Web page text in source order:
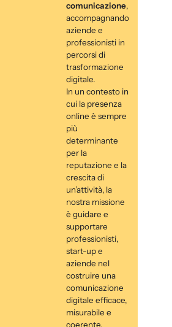
comunicazione,
accompagnando
aziende e
professionisti in
percorsi di
trasformazione
digitale.
In un contesto in
cui la presenza
online è sempre
più
determinante
per la
reputazione e la
crescita di
un’attività, la
nostra missione
è guidare e
supportare
professionisti,
start-up e
aziende nel
costruire una
comunicazione
digitale efficace,
misurabile e
coerente.